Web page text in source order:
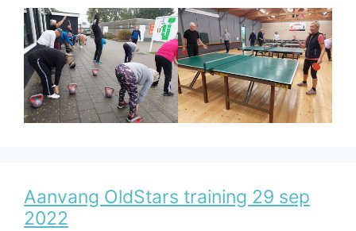
Aanvang OldStars training 29 sep
2022